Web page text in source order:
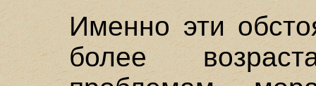
Именно эти
более